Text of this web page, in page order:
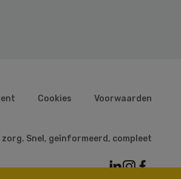
Cookies Voorwaarden
Snel, geïnformeerd, compleet